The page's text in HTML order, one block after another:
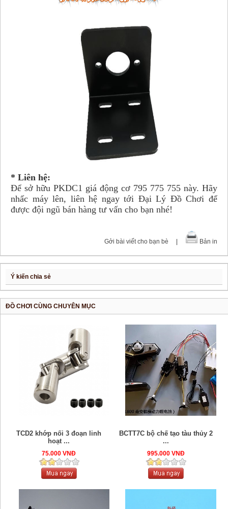
* Liên hệ:
Để sở hữu PKDC1 giá động cơ 795 775 755 này. Hãy
nhấc máy lên, liên hệ ngay tới Đại Lý Đồ Chơi để
được đội ngũ bán hàng tư vấn cho bạn nhé!
Gởi bài viết cho bạn bè Bản in
Ý kiến chia sẻ
ĐỒ CHƠI CÙNG CHUYÊN MỤC
TCD2 khớp nối 3 đoạn linh
hoạt ...
75.000 VNĐ
BCTT7C bộ chế tạo tàu thủy 2
...
995.000 VNĐ